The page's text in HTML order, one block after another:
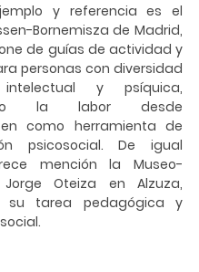
y referencia es el
Bornemisza de Madrid,
de guías de actividad y
personas con diversidad
intelectual y psíquica,
la labor desde
como herramienta de
psicosocial. De igual
mención la Museo-
Oteiza en Alzuza,
su tarea pedagógica y